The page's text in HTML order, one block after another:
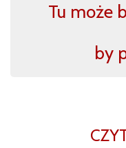
Tu może
by